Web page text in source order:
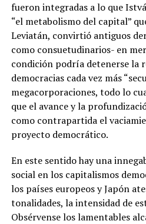
fueron integradas a lo que
“el metabolismo del capital”
Leviatán, convirtió antiguos
como consuetudinarios- en
condición podría detenerse la
democracias cada vez más
megacorporaciones, todo lo
que el avance y la
como contrapartida el
proyecto democrático.
En este sentido hay una
social en los capitalismos
los países europeos y Japón
tonalidades, la intensidad de
Obsérvense los lamentables